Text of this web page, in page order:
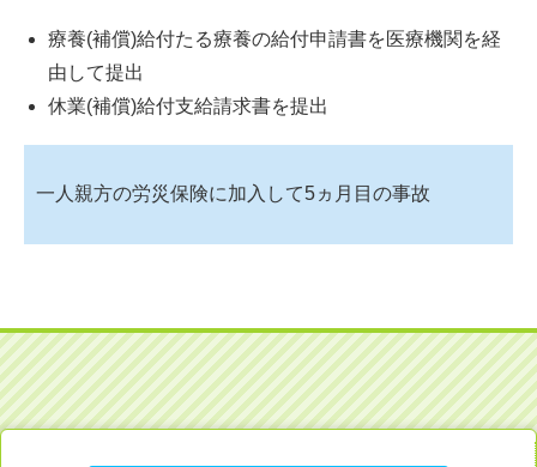
療養(補償)給付たる療養の給付申請書を医療機関を経
由して提出
休業(補償)給付支給請求書を提出
一人親方の労災保険に加入して5ヵ月目の事故